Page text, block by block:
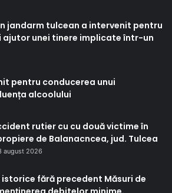
jandarm tulcean a intervenit pentru
unei tinere implicate într-un
pentru conducerea unui
alcoolului
rutier cu cu două victime în
de Balanacncea, jud. Tulcea
august 2026
istorice fără precedent Măsuri de